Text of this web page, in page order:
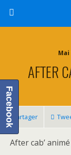
Mai
AFTER
Partager
After cab’
Facebook